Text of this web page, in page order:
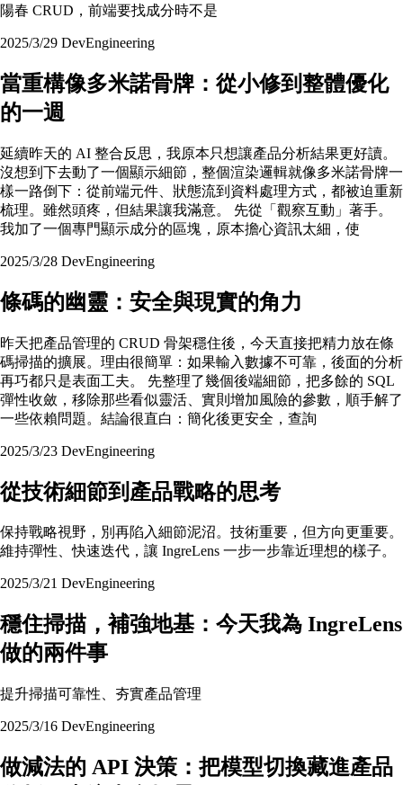
陽春 CRUD，前端要找成分時不是
2025/3/29 DevEngineering
當重構像多米諾骨牌：從小修到整體優化
的一週
延續昨天的 AI 整合反思，我原本只想讓產品分析結果更好讀。
沒想到下去動了一個顯示細節，整個渲染邏輯就像多米諾骨牌一
樣一路倒下：從前端元件、狀態流到資料處理方式，都被迫重新
梳理。雖然頭疼，但結果讓我滿意。 先從「觀察互動」著手。
我加了一個專門顯示成分的區塊，原本擔心資訊太細，使
2025/3/28 DevEngineering
條碼的幽靈：安全與現實的角力
昨天把產品管理的 CRUD 骨架穩住後，今天直接把精力放在條
碼掃描的擴展。理由很簡單：如果輸入數據不可靠，後面的分析
再巧都只是表面工夫。 先整理了幾個後端細節，把多餘的 SQL
彈性收斂，移除那些看似靈活、實則增加風險的參數，順手解了
一些依賴問題。結論很直白：簡化後更安全，查詢
2025/3/23 DevEngineering
從技術細節到產品戰略的思考
保持戰略視野，別再陷入細節泥沼。技術重要，但方向更重要。
維持彈性、快速迭代，讓 IngreLens 一步一步靠近理想的樣子。
2025/3/21 DevEngineering
穩住掃描，補強地基：今天我為 IngreLens
做的兩件事
提升掃描可靠性、夯實產品管理
2025/3/16 DevEngineering
做減法的 API 決策：把模型切換藏進產品